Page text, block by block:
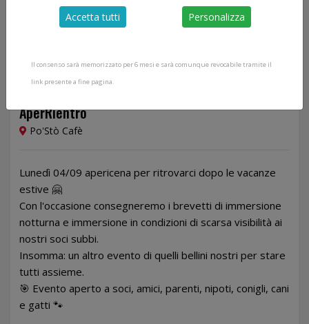
AperRientro
Po'Stò Cafè
Lunedì 04/09 apericena per ritrovarci dopo le vacanze
estive 🤗
Con l'occasione consegneremo i brevetti di immersione
notturna e immersione in condizioni di scarsa visibilità ai
nostri soci subbi.
Insomma: un altro evento di quelli bellini nostri per stare
tutti assieme.
🎯 Evento aperto a soci, amici, parenti, nipoti, conigli, cani
e gatti 🐾
Accetta tutti Personalizza
Il consenso sarà memorizzato per 6 mesi e sarà comunque revocabile tramite il
link presente a fine pagina.